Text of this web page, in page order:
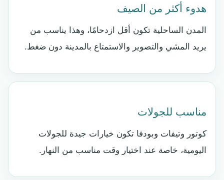
هدوء أكثر من الصيف
المدن الساحلية تكون أقل ازدحامًا، وهذا يناسب من
يريد المشي والتصوير والاستمتاع بالمدينة دون ضغط.
مناسب للجولات
كوتور وتيفات وبودفا تكون خيارات جيدة للجولات
اليومية، خاصة عند اختيار وقت مناسب من النهار.